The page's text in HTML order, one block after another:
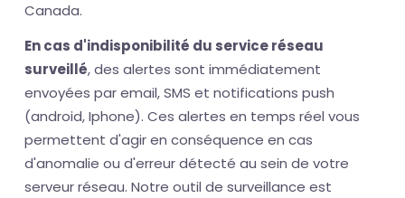
Canada.
En cas d'indisponibilité du service réseau
surveillé, des alertes sont immédiatement
envoyées par email, SMS et notifications push
(android, Iphone). Ces alertes en temps réel vous
permettent d'agir en conséquence en cas
d'anomalie ou d'erreur détecté au sein de votre
serveur réseau. Notre outil de surveillance est